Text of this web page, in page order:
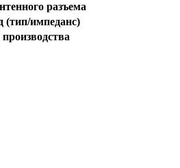
разъема
(тип/импеданс)